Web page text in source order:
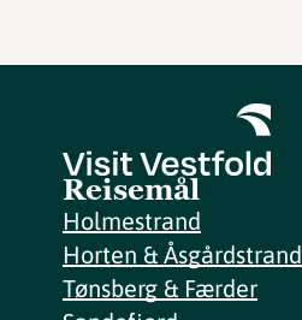
Reisemål
Holmestrand
Horten & Åsgårdstrand
Tønsberg & Færder